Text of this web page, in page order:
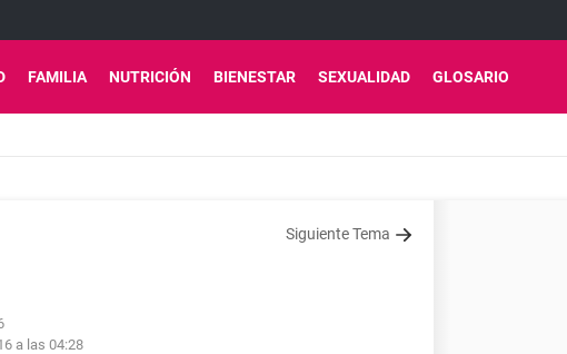
FAMILIA NUTRICIÓN BIENESTAR SEXUALIDAD GLOSARIO
Siguiente Tema
a las 04:28